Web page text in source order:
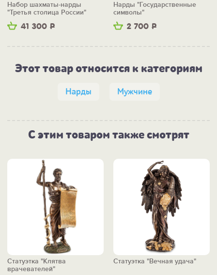
41 300 Р
Набор шахматы-нарды
"Третья столица России"
2 700 Р
Нарды "Государственные
символы"
Этот товар относится к категориям
Нарды Мужчине
С этим товаром также смотрят
Статуэтка "Клятва
врачевателей"
Статуэтка "Вечная удача"